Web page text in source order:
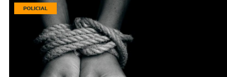
POLICIAL